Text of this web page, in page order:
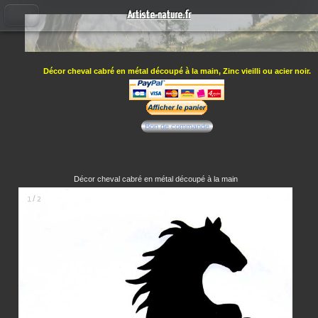
Décor cheval cabré en métal découpé à la main, Zinc vieilli ou acier noir.
Bon de commande
Décor cheval cabré en métal découpé à la main
1 / 2
Artiste-nature.fr